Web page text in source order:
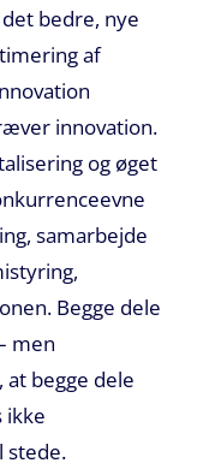
bedre, nye
af
innovation.
og øget
samarbejde
Begge dele
men
begge dele
ikke
stede.